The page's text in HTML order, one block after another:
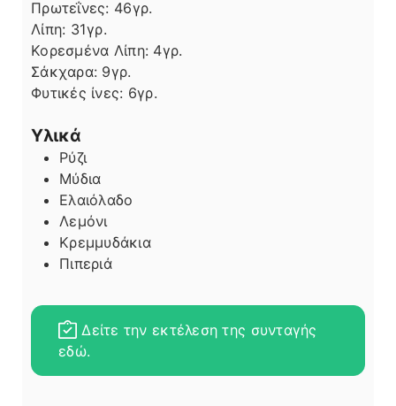
Πρωτεΐνες: 46γρ.
Λίπη
Λίπη: 31γρ.
Κορεσμένα Λίπη: 4γρ.
Σάκχαρα: 9γρ.
Φυτικές ίνες: 6γρ.
Υλικά
Ρύζι
Μύδια
Ελαιόλαδο
Λεμόνι
Κρεμμυδάκια
Πιπεριά
Δείτε την εκτέλεση της συνταγής
εδώ.